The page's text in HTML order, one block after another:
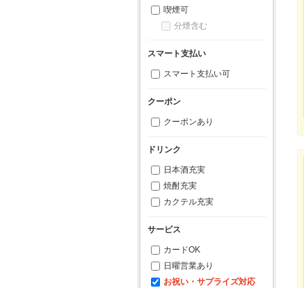
喫煙可
分煙含む
スマート支払い
スマート支払い可
クーポン
クーポンあり
ドリンク
日本酒充実
焼酎充実
カクテル充実
サービス
カードOK
日曜営業あり
お祝い・サプライズ対応